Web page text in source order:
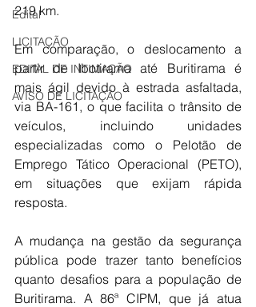
Edital
LICITAÇÃO
EDITAL DE INTIMAÇÃO
AVISO DE LICITAÇÃO
219 km.
Em comparação, o deslocamento a
partir de Ibotirama até Buritirama é
mais ágil devido à estrada asfaltada,
via BA-161, o que facilita o trânsito de
veículos, incluindo unidades
especializadas como o Pelotão de
Emprego Tático Operacional (PETO),
em situações que exijam rápida
resposta.
A mudança na gestão da segurança
pública pode trazer tanto benefícios
quanto desafios para a população de
Buritirama. A 86ª CIPM, que já atua